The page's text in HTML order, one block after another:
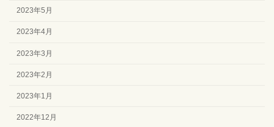
2023年5月
2023年4月
2023年3月
2023年2月
2023年1月
2022年12月